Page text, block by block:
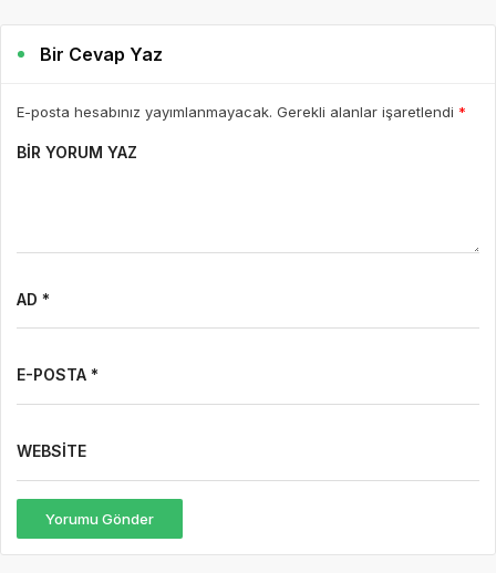
Bir Cevap Yaz
E-posta hesabınız yayımlanmayacak. Gerekli alanlar işaretlendi *
BIR YORUM YAZ
AD *
E-POSTA *
WEBSITE
Yorumu Gönder